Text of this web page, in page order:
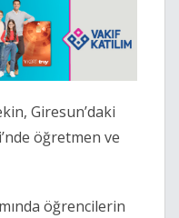
Giresun’daki
öğretmen ve
öğrencilerin